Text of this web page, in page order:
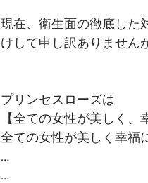
現在、衛生面の徹底した
けして申し訳ありません
プリンセスローズは
【全ての女性が美しく
全ての女性が美しく幸福
…
…